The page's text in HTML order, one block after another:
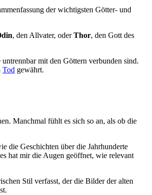
der wichtigsten Götter- und
, den Allvater, oderThor, den Gott des
untrennbar mit den Göttern verbunden sind.
Tod gewährt.
Manchmal fühlt es sich so an, als ob die
die Geschichten über die Jahrhunderte
hat mir die Augen geöffnet, wie relevant
Stil verfasst, der die Bilder der alten